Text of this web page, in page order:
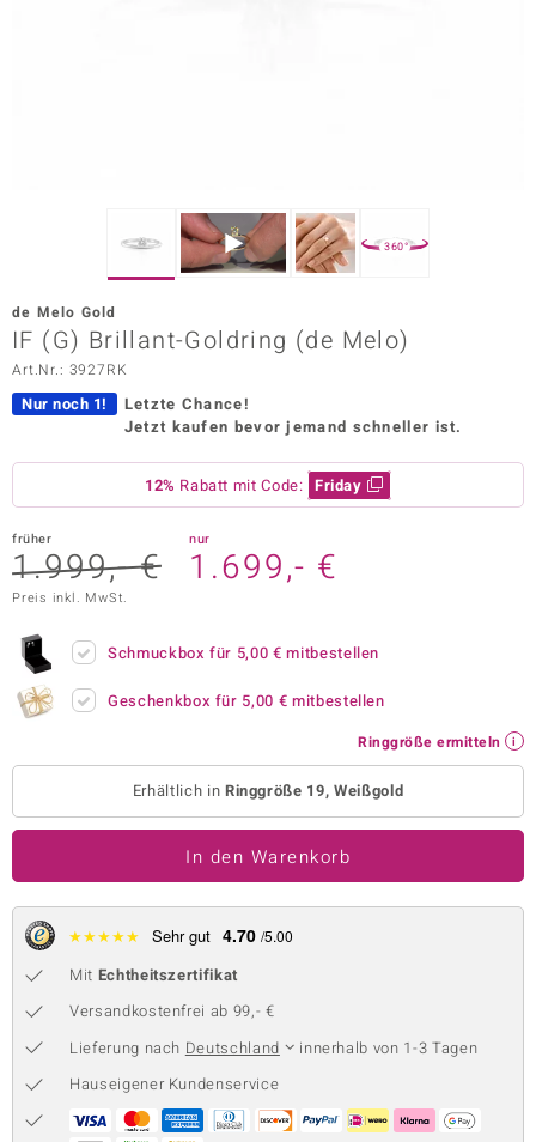
Vogue
Paraíso
Collection
BY DE MELO
Collection
360°
de Melo Gold
IF (G) Brillant-Goldring (de Melo)
Art.Nr.: 3927RK
Nur noch 1!
Letzte Chance!
Jetzt kaufen bevor jemand schneller ist.
12% Rabatt mit Code: Friday
früher
1.999,- €
nur
1.699,- €
Preis inkl. MwSt.
Schmuckbox für 5,00 € mitbestellen
Geschenkbox für 5,00 € mitbestellen
Ringgröße ermitteln
Erhältlich in Ringgröße 19, Weißgold
In den Warenkorb
★★★★★ Sehr gut 4.70 /5.00
Mit Echtheitszertifikat
Versandkostenfrei ab 99,- €
Lieferung nach Deutschland
innerhalb von 1-3 Tagen
Hauseigener Kundenservice